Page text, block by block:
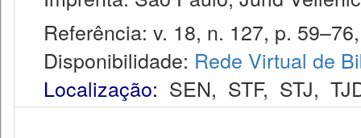
Referência: v. 18, n. 127, p.
Disponibilidade: Rede Virtual de
Localização: SEN, STF, STJ,